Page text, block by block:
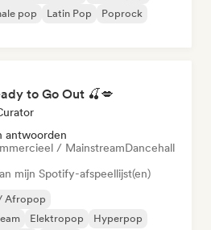
pop Latin Pop
Poprock
to Go Out 🍒💋
antwoorden
/ MainstreamDancehall
mijn Spotify-afspeellijst(en)
Afropop
Elektropop
Hyperpop